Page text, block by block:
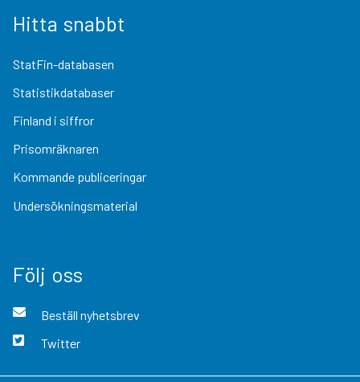
Hitta snabbt
StatFin-databasen
Statistikdatabaser
Finland i siffror
Prisomräknaren
Kommande publiceringar
Undersökningsmaterial
Följ oss
Beställ nyhetsbrev
Twitter